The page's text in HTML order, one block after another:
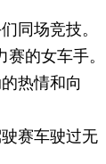
同场竞技。
的女车手。
热情和向
赛车驶过无